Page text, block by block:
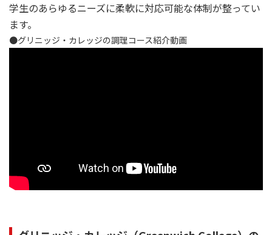
学生のあらゆるニーズに柔軟に対応可能な体制が整ってい
ます。
●グリニッジ・カレッジの調理コース紹介動画